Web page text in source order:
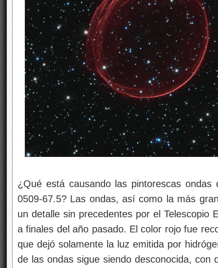
¿Qué está causando las pintorescas ondas
0509-67.5? Las ondas, así como la más
un detalle sin precedentes por el Telescopio
a finales del año pasado. El color rojo fue
que dejó solamente la luz emitida por
de las ondas sigue siendo desconocida, con